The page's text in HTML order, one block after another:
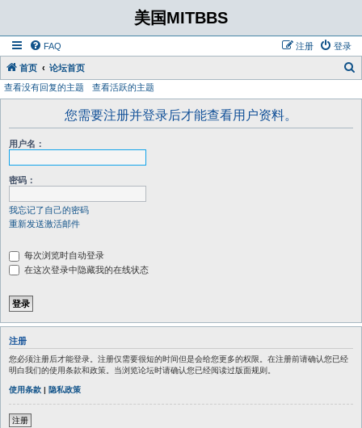
美国MITBBS
FAQ 登录
注册
首页 论坛首页
查看没有回复的主题 查看活跃的主题
您需要注册并登录后才能查看用户资料。
用户名：
密码：
我忘记了自己的密码
重新发送激活邮件
每次浏览时自动登录
在这次登录中隐藏我的在线状态
注册
您必须注册后才能登录。注册仅需要很短的时间但是会给您更多的权限。在注册前请确认您已经
明白我们的使用条款和政策。当浏览论坛时请确认您已经阅读过版面规则。
使用条款 | 隐私政策
注册